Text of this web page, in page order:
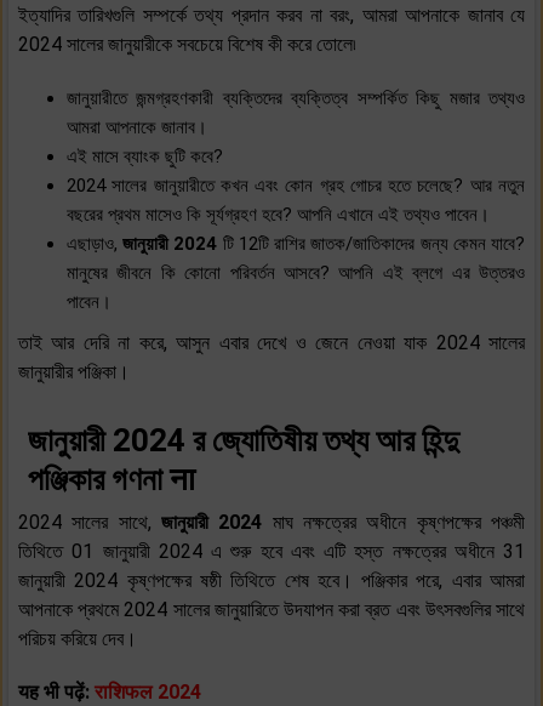
ইত্যাদির তারিখগুলি সম্পর্কে তথ্য প্রদান করব না বরং, আমরা আপনাকে জানাব যে
2024 সালের জানুয়ারীকে সবচেয়ে বিশেষ কী করে তোলে৷
জানুয়ারীতে জন্মগ্রহণকারী ব্যক্তিদের ব্যক্তিত্ব সম্পর্কিত কিছু মজার তথ্যও
আমরা আপনাকে জানাব।
এই মাসে ব্যাংক ছুটি কবে?
2024 সালের জানুয়ারীতে কখন এবং কোন গ্রহ গোচর হতে চলেছে? আর নতুন
বছরের প্রথম মাসেও কি সূর্যগ্রহণ হবে? আপনি এখানে এই তথ্যও পাবেন।
এছাড়াও,জানুয়ারী 2024 টি 12টি রাশির জাতক/জাতিকাদের জন্য কেমন যাবে?
মানুষের জীবনে কি কোনো পরিবর্তন আসবে? আপনি এই ব্লগে এর উত্তরও
পাবেন।
তাই আর দেরি না করে, আসুন এবার দেখে ও জেনে নেওয়া যাক 2024 সালের
জানুয়ারীর পঞ্জিকা।
জানুয়ারী 2024 র জ্যোতিষীয় তথ্য আর হিন্দু
পঞ্জিকার গণনা ना
2024 সালের সাথে, জানুয়ারী 2024 মাঘ নক্ষত্রের অধীনে কৃষ্ণপক্ষের পঞ্চমী
তিথিতে 01 জানুয়ারী 2024 এ শুরু হবে এবং এটি হস্ত নক্ষত্রের অধীনে 31
জানুয়ারী 2024 কৃষ্ণপক্ষের ষষ্ঠী তিথিতে শেষ হবে। পঞ্জিকার পরে, এবার আমরা
আপনাকে প্রথমে 2024 সালের জানুয়ারিতে উদযাপন করা ব্রত এবং উৎসবগুলির সাথে
পরিচয় করিয়ে দেব।
यह भी पढ़ें: राशिफल 2024